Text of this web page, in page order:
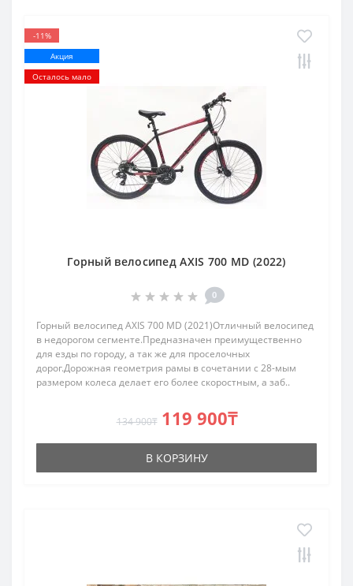
-11%
Акция
Осталось мало
Горный велосипед AXIS 700 MD (2022)
0
Горный велосипед AXIS 700 MD (2021)Отличный велосипед
в недорогом сегменте.Предназначен преимущественно
для езды по городу, а так же для проселочных
дорог.Дорожная геометрия рамы в сочетании с 28-мым
размером колеса делает его более скоростным, а заб..
134 900₸ 119 900₸
В КОРЗИНУ